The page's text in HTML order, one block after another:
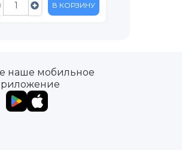
В КОРЗИНУ
наше мобильное